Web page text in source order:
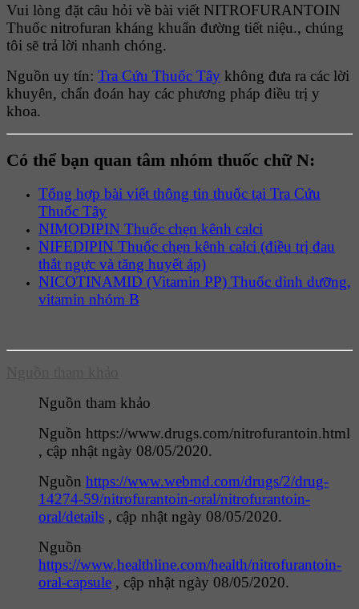
Vui lòng đặt câu hỏi về bài viết NITROFURANTOIN
Thuốc nitrofuran kháng khuẩn đường tiết niệu., chúng
tôi sẽ trả lời nhanh chóng.
Nguồn uy tín: Tra Cứu Thuốc Tây không đưa ra các lời
khuyên, chẩn đoán hay các phương pháp điều trị y
khoa.
Có thể bạn quan tâm nhóm thuốc chữ N:
Tổng hợp bài viết thông tin thuốc tại Tra Cứu
Thuốc Tây
NIMODIPIN Thuốc chẹn kênh calci
NIFEDIPIN Thuốc chẹn kênh calci (điều trị đau
thắt ngực và tăng huyết áp)
NICOTINAMID (Vitamin PP) Thuốc dinh dưỡng,
vitamin nhóm B
Nguồn tham khảo
Nguồn https://www.drugs.com/nitrofurantoin.html
, cập nhật ngày 08/05/2020.
Nguồn https://www.webmd.com/drugs/2/drug-
14274-59/nitrofurantoin-oral/nitrofurantoin-
oral/details , cập nhật ngày 08/05/2020.
Nguồn
https://www.healthline.com/health/nitrofurantoin-
oral-capsule , cập nhật ngày 08/05/2020.